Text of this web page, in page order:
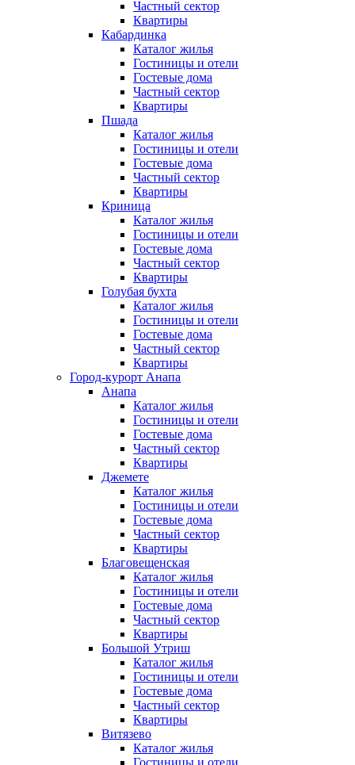
Частный сектор
Квартиры
Кабардинка
Каталог жилья
Гостиницы и отели
Гостевые дома
Частный сектор
Квартиры
Пшада
Каталог жилья
Гостиницы и отели
Гостевые дома
Частный сектор
Квартиры
Криница
Каталог жилья
Гостиницы и отели
Гостевые дома
Частный сектор
Квартиры
Голубая бухта
Каталог жилья
Гостиницы и отели
Гостевые дома
Частный сектор
Квартиры
Город-курорт Анапа
Анапа
Каталог жилья
Гостиницы и отели
Гостевые дома
Частный сектор
Квартиры
Джемете
Каталог жилья
Гостиницы и отели
Гостевые дома
Частный сектор
Квартиры
Благовещенская
Каталог жилья
Гостиницы и отели
Гостевые дома
Частный сектор
Квартиры
Большой Утриш
Каталог жилья
Гостиницы и отели
Гостевые дома
Частный сектор
Квартиры
Витязево
Каталог жилья